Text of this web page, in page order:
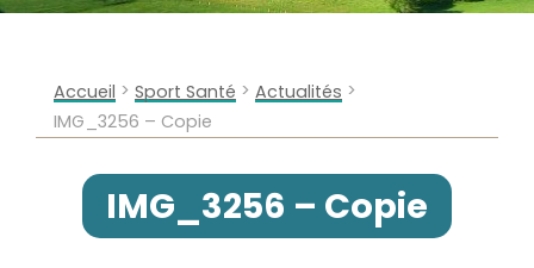
Accueil > Sport Santé > Actualités >
IMG_3256 – Copie
IMG_3256 – Copie